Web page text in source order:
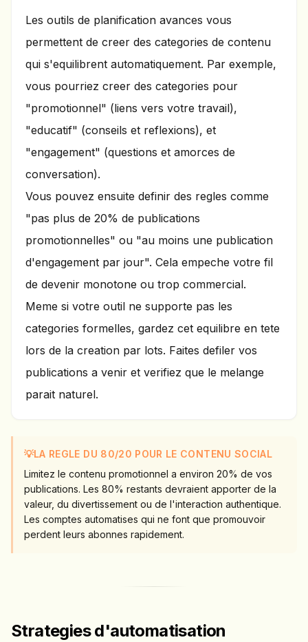
Les outils de planification avances vous
permettent de creer des categories de contenu
qui s'equilibrent automatiquement. Par exemple,
vous pourriez creer des categories pour
"promotionnel" (liens vers votre travail),
"educatif" (conseils et reflexions), et
"engagement" (questions et amorces de
conversation).
Vous pouvez ensuite definir des regles comme
"pas plus de 20% de publications
promotionnelles" ou "au moins une publication
d'engagement par jour". Cela empeche votre fil
de devenir monotone ou trop commercial.
Meme si votre outil ne supporte pas les
categories formelles, gardez cet equilibre en tete
lors de la creation par lots. Faites defiler vos
publications a venir et verifiez que le melange
parait naturel.
💡LA REGLE DU 80/20 POUR LE CONTENU SOCIAL
Limitez le contenu promotionnel a environ 20% de vos
publications. Les 80% restants devraient apporter de la
valeur, du divertissement ou de l'interaction authentique.
Les comptes automatises qui ne font que promouvoir
perdent leurs abonnes rapidement.
Strategies d'automatisation